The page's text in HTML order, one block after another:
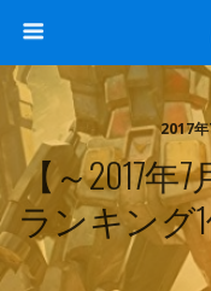
2017
【～2017年
ランキング